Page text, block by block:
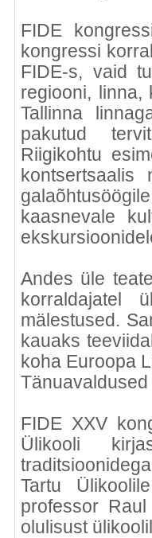
FIDE
kongressi
FIDE-s, vaid
regiooni, linna,
Tallinna
pakutud
Riigikohtu
kaasnevale
Andes üle
korraldajatel
mälestused.
kauaks
koha Euroopa
Tänuavaldused
FIDE XXV
Ülikooli
Tartu
professor
olulisust